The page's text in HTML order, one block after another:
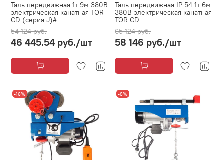
Таль передвижная 1т 9м 380В
электрическая канатная TOR
CD (серия J)#
54 124 руб.
46 445.54 руб./шт
Таль передвижная IP 54 1т 6м
380В электрическая канатная
TOR CD
65 124 руб.
58 146 руб./шт
-16% -8%